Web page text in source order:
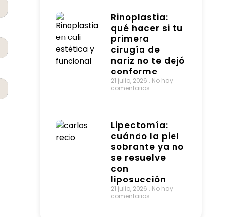
Rinoplastia:
qué hacer si tu
primera
cirugía de
nariz no te dejó
conforme
21 julio, 2026
No hay
comentarios
Lipectomía:
cuándo la piel
sobrante ya no
se resuelve
con
liposucción
21 julio, 2026
No hay
comentarios